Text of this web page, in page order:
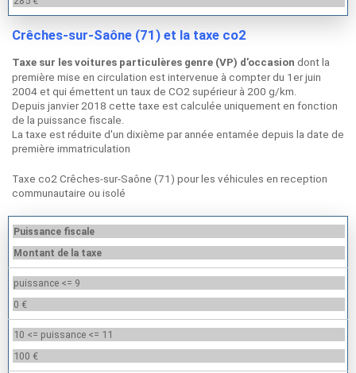
Crêches-sur-Saône (71) et la taxe co2
Taxe sur les voitures particulères genre (VP) d’occasion dont la
première mise en circulation est intervenue à compter du 1er juin
2004 et qui émettent un taux de CO2 supérieur à 200 g/km.
Depuis janvier 2018 cette taxe est calculée uniquement en fonction
de la puissance fiscale.
La taxe est réduite d'un dixième par année entamée depuis la date de
première immatriculation
Taxe co2 Crêches-sur-Saône (71) pour les véhicules en reception
communautaire ou isolé
Puissance fiscale
Montant de la taxe
puissance <= 9
0 €
10 <= puissance <= 11
100 €